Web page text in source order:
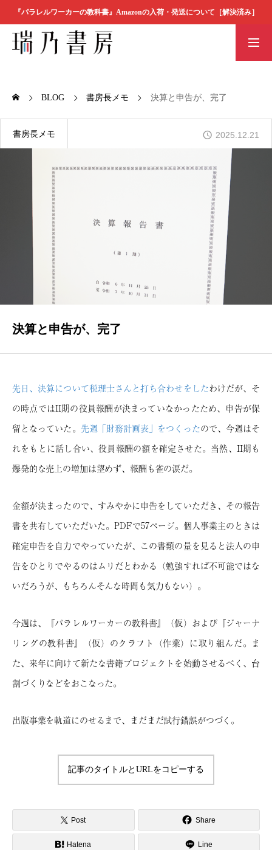
『パラレルワーカーの教科書』Amazonの入荷・発送について［解決済み］
書店の方へ 瑞乃書房の本
BOOK
MESSAGE
COMPANY
ORDER
ご注文方法
INTERVIEWS
著者インタビュー
NEWS
瑞乃書房からのお知らせ
BLOG
CONTACT
お問い合わせ
BLOG 書房長メモ 決算と申告が、完了
書房長メモ 2025.12.21
決算と申告が、完了
先日、決算について税理士さんと打ち合わせをしたわけだが、そ
の時点ではII期の役員報酬が決まっていなかったため、申告が保
留となっていた。 先週「財務計画表」をつくったので、今週はそ
れをもとに話し合い、役員報酬の額を確定させた。当然、II期も
爆発的な売上の増加は望めず、報酬も雀の涙だ。
金額が決まったので、すみやかに申告をしていただき、その報告
書を共有していただいた。PDFで57ページ。個人事業主のときは
確定申告を自力でやっていたが、この書類の量を見ると法人の申
告をひとりでやるのはムリだとわかる（勉強すれば不可能ではな
いだろうが、もちろんそんな時間も気力もない）。
今週は、『パラレルワーカーの教科書』（仮）および『ジャーナ
リングの教科書』（仮）のクラフト（作業）に取り組んだ。ま
た、来年に向けて新たな書籍プロジェクトを始動させるべく、台
割づくりなどをおこなった。
出版事業を軌道にのせるまで、まだまだ試行錯誤がつづく。
記事のタイトルとURLをコピーする
Post Share
Hatena Line